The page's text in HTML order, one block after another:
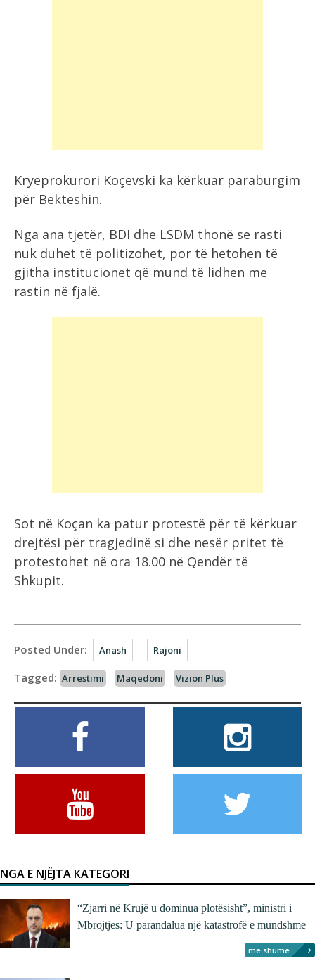
Kryeprokurori Koçevski ka kërkuar paraburgim
për Bekteshin.
Nga ana tjetër, BDI dhe LSDM thonë se rasti
nuk duhet të politizohet, por të hetohen të
gjitha institucionet që mund të lidhen me
rastin në fjalë.
Sot në Koçan ka patur protestë për të kërkuar
drejtësi për tragjedinë si dhe nesër pritet të
protestohet në ora 18.00 në Qendër të
Shkupit.
Posted Under: Anash Rajoni
Tagged: Arrestimi Maqedoni Vizion Plus
NGA E NJËJTA KATEGORI
“Zjarri në Krujë u dominua plotësisht”, ministri i
Mbrojtjes: U parandalua një katastrofë e mundshme
më shumë...